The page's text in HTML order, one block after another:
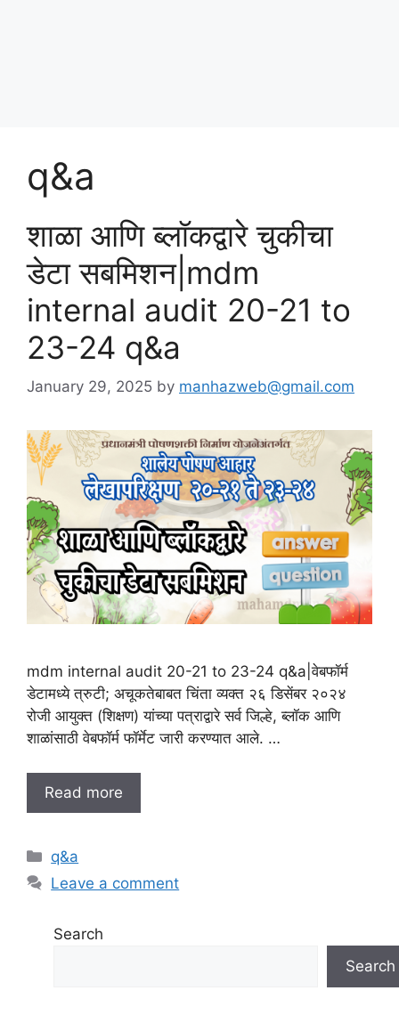
q&a
शाळा आणि ब्लॉकद्वारे चुकीचा
डेटा सबमिशन|mdm
internal audit 20-21 to
23-24 q&a
January 29, 2025 by manhazweb@gmail.com
mdm internal audit 20-21 to 23-24 q&a|वेबफॉर्म
डेटामध्ये त्रुटी; अचूकतेबाबत चिंता व्यक्त २६ डिसेंबर २०२४
रोजी आयुक्त (शिक्षण) यांच्या पत्राद्वारे सर्व जिल्हे, ब्लॉक आणि
शाळांसाठी वेबफॉर्म फॉर्मेट जारी करण्यात आले. …
Read more
C
a
g
q&a
Leave a comment
Search
Search